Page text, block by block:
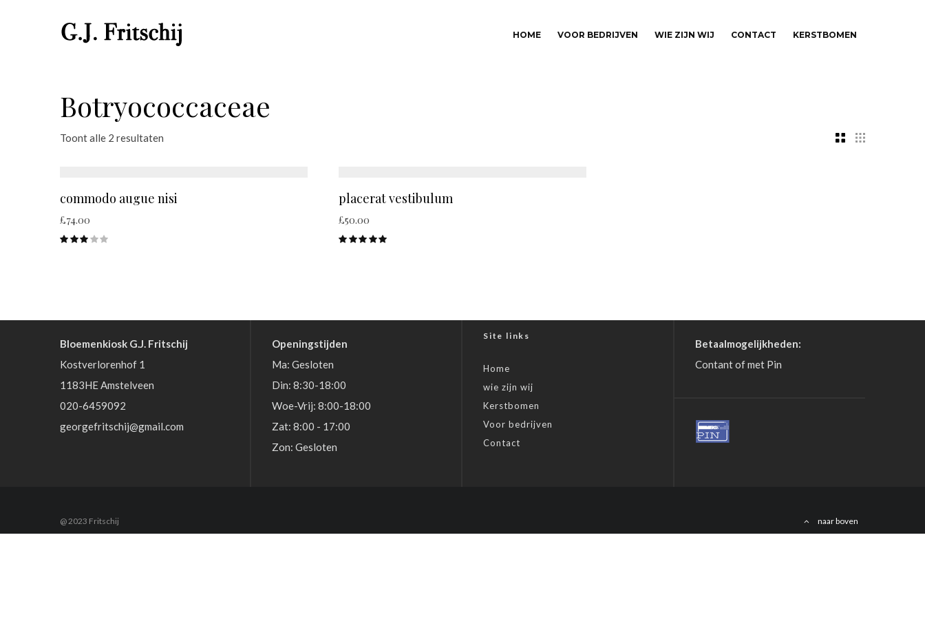
HOME VOOR BEDRIJVEN WIE ZIJN WIJ CONTACT KERSTBOMEN
Botryococcaceae
Toont alle 2 resultaten
commodo augue nisi
£74.00
placerat vestibulum
£50.00
Bloemenkiosk G.J. Fritschij
Kostverlorenhof 1
1183HE Amstelveen
020-6459092
georgefritschij@gmail.com
Openingstijden
Ma: Gesloten
Din: 8:30-18:00
Woe-Vrij: 8:00-18:00
Zat: 8:00 - 17:00
Zon: Gesloten
Site links
Home
wie zijn wij
Kerstbomen
Voor bedrijven
Contact
Betaalmogelijkheden:
Contant of met Pin
@ 2023 Fritschij naar boven